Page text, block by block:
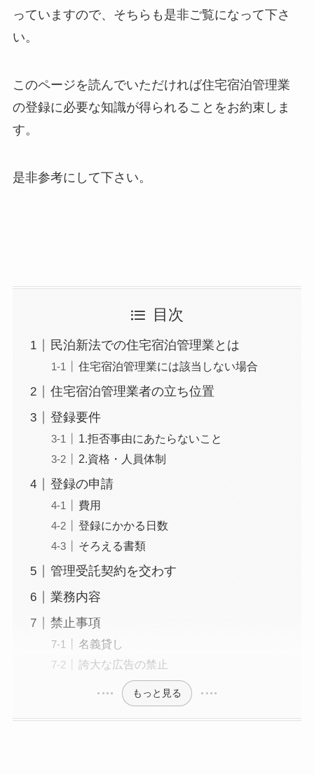
っていますので、そちらも是非ご覧になって下さ
い。
このページを読んでいただければ住宅宿泊管理業
の登録に必要な知識が得られることをお約束しま
す。
是非参考にして下さい。
目次
民泊新法での住宅宿泊管理業とは
住宅宿泊管理業には該当しない場合
住宅宿泊管理業者の立ち位置
登録要件
1.拒否事由にあたらないこと
2.資格・人員体制
登録の申請
費用
登録にかかる日数
そろえる書類
管理受託契約を交わす
業務内容
禁止事項
名義貸し
誇大な広告の禁止
もっと見る